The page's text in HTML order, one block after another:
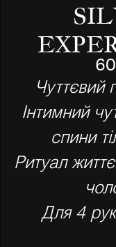
Чуттєвий
Інтимний
спини
Ритуал
Для 4